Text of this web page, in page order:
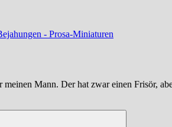
- Prosa-Miniaturen
Mann. Der hat zwar einen Frisör,